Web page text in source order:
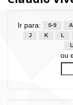
Ir para: 0-9 A
J
K L
ou